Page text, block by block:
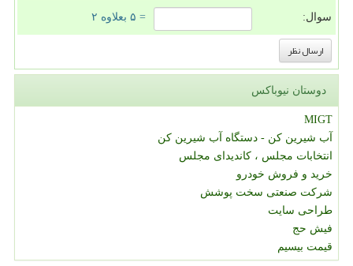
سوال: = ۵ بعلاوه ۲
دوستان نیوباکس
MIGT
آب شیرین کن - دستگاه آب شیرین کن
انتخابات مجلس ، کاندیدای مجلس
خرید و فروش خودرو
شرکت صنعتی سخت پوشش
طراحی سایت
فیش حج
قیمت بیسیم